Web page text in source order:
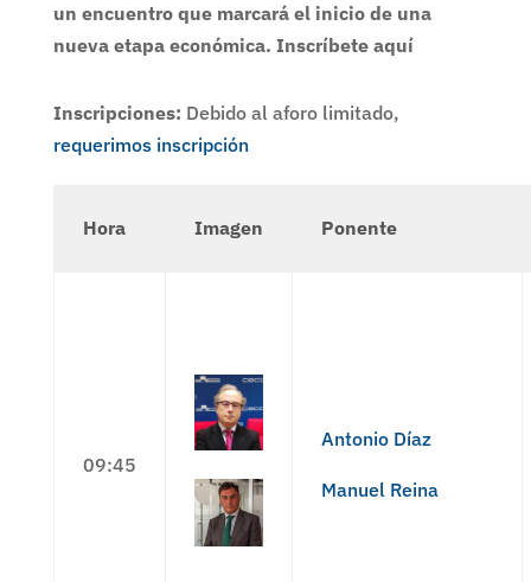
un encuentro que marcará el inicio de una
nueva etapa económica. Inscríbete aquí
Inscripciones: Debido al aforo limitado,
requerimos inscripción
Hora Imagen Ponente
09:45
Antonio Díaz
Manuel Reina